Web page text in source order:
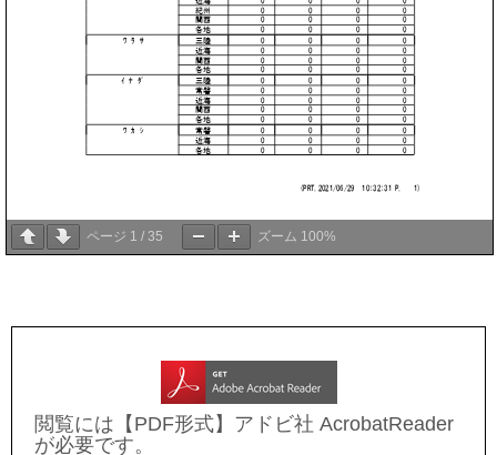
ページ 1 / 35 ズーム 100%
閲覧には【PDF形式】アドビ社 AcrobatReader
が必要です。